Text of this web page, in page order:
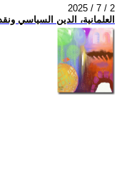
2025 / 7 / 2
العلمانية، الدين السياسي